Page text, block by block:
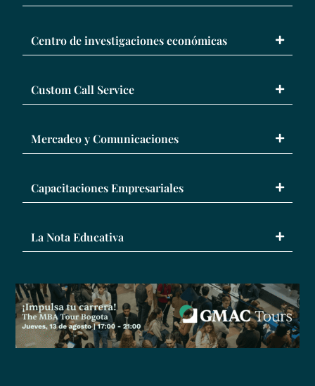
Centro de investigaciones económicas
Custom Call Service
Mercadeo y Comunicaciones
Capacitaciones Empresariales
La Nota Educativa